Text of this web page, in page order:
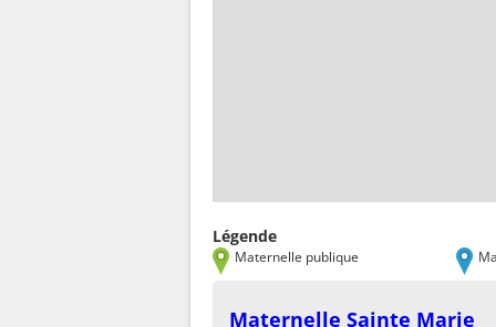
Légende
Maternelle publique
Maternelle Sainte Marie